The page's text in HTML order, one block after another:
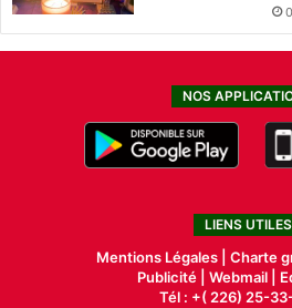
NOS
LIENS UTILES
Mentions Légales | Charte
Publicité| Webmail |
Tél : +( 226) 25-